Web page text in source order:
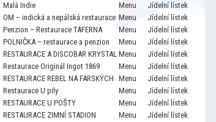
Malá Indie
Menu
Jídelní lístek
OM – indická a nepálská restaurace Menu
Jídelní lístek
Penzion – Restaurace TÁFERNA
Menu
Jídelní lístek
POLNIČKA – restaurace a penzion
Menu
Jídelní lístek
RESTAURACE A DISCOBAR KRYSTAL Menu
Jídelní lístek
Restaurace Originál Ingot 1869
Menu
Jídelní lístek
RESTAURACE REBEL NA FARSKÝCH Menu
Jídelní lístek
Restaurace U pily
Menu
Jídelní lístek
RESTAURACE U POŠTY
Menu
Jídelní lístek
RESTAURACE ZIMNÍ STADION
Menu
Jídelní lístek